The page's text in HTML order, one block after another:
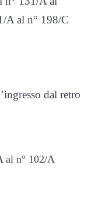
A al n° 198/C
dal retro
al n° 102/A